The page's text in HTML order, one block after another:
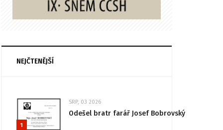
NEJČTENĚJŠÍ
1
SRP, 03 2026
Odešel bratr farář Josef Bobrovský